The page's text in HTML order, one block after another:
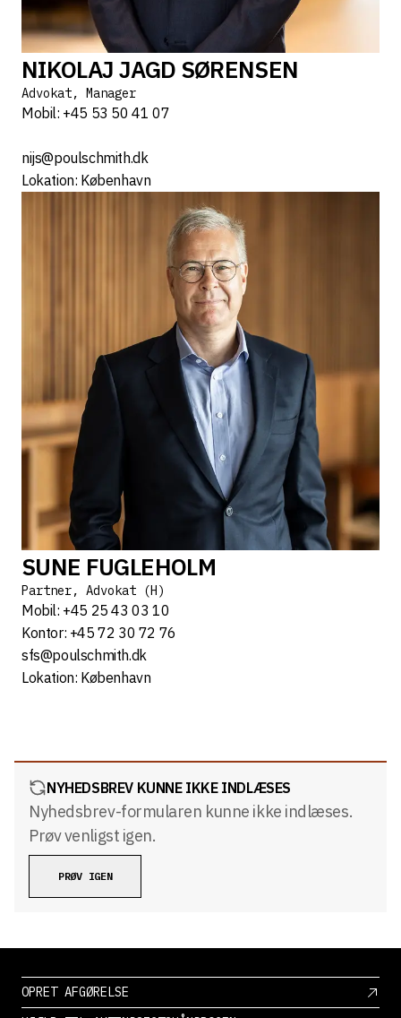
NIKOLAJ JAGD SØRENSEN
Advokat, Manager
Mobil: +45 53 50 41 07
nijs@poulschmith.dk
Lokation: København
SUNE FUGLEHOLM
Partner, Advokat (H)
Mobil: +45 25 43 03 10
Kontor: +45 72 30 72 76
sfs@poulschmith.dk
Lokation: København
NYHEDSBREV KUNNE IKKE INDLÆSES
Nyhedsbrev-formularen kunne ikke indlæses.
Prøv venligst igen.
PRØV IGEN
OPRET AFGØRELSE